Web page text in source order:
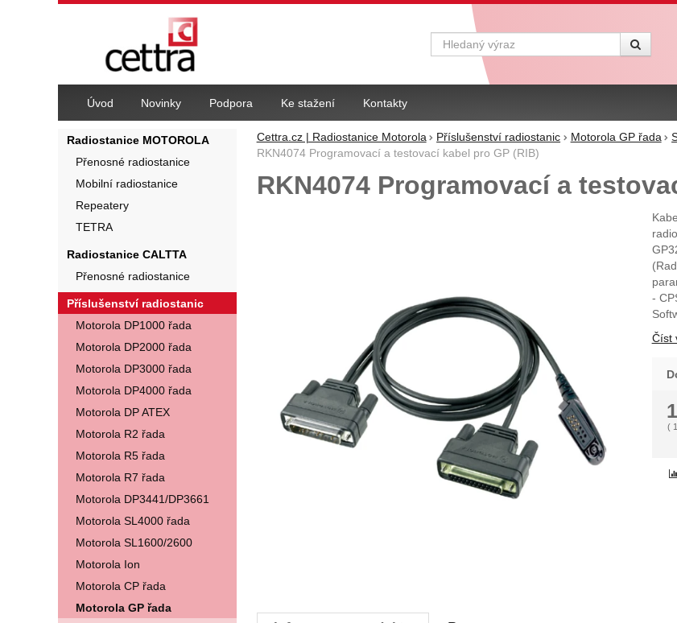
Cettra.cz | Radiostanice Motorola Příslušenství radiostanic Motorola GP řada
RKN4074 Programovací a testovací kabel pro GP (RIB)
RKN4074 Programovací a
-
Číst
(1
Radiostanice MOTOROLA
Přenosné radiostanice
Mobilní radiostanice
Repeatery
TETRA
Radiostanice CALTTA
Přenosné radiostanice
Příslušenství radiostanic
Motorola DP1000 řada
Motorola DP2000 řada
Motorola DP3000 řada
Motorola DP4000 řada
Motorola DP ATEX
Motorola R2 řada
Motorola R5 řada
Motorola R7 řada
Motorola DP3441/DP3661
Motorola SL4000 řada
Motorola SL1600/2600
Motorola Ion
Motorola CP řada
Motorola GP řada
Navigace
Úvod Novinky Podpora Ke stažení Kontakty
Vyhledávání